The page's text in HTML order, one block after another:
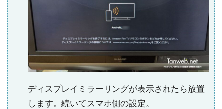
ディスプレイミラーリングが表示されたら放置
します。続いてスマホ側の設定。